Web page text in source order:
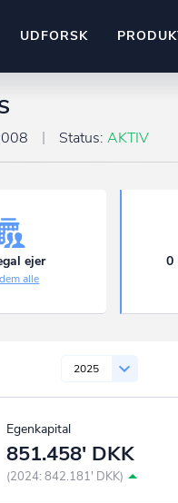
UDFORSK
Insights
opdateret og compliant
Pipeline
til dit nysalg
salgsklare kundeemner
Kun fantasien
Ownr ajour
Status: AKTIV
ejer
alle
0
2025
Egenkapital
851.458' DKK
(2024: 842.181' DKK)